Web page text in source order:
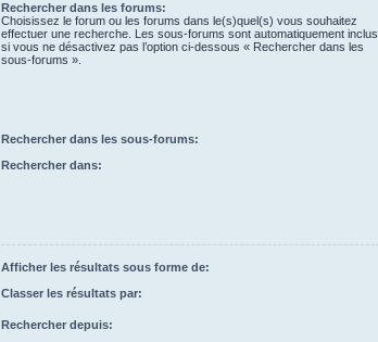
Rechercher dans les forums:
Choisissez le forum ou les forums dans le(s)quel(s) vous souhaitez
effectuer une recherche. Les sous-forums sont automatiquement inclus
si vous ne désactivez pas l’option ci-dessous « Rechercher dans les
sous-forums ».
Rechercher dans les sous-forums:
Rechercher dans:
Afficher les résultats sous forme de:
Classer les résultats par:
Rechercher depuis: